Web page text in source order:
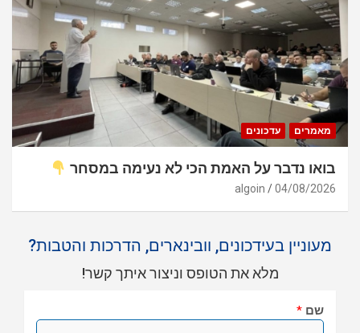
מאמרים עדכונים
בואו נדבר על האמת הכי לא נעימה במסחר
04/08/2026
algoin
מעוניין בעידכונים, וובינארים, הדרכות והטבות?
מלא את הטופס וניצור איתך קשר!
שם *